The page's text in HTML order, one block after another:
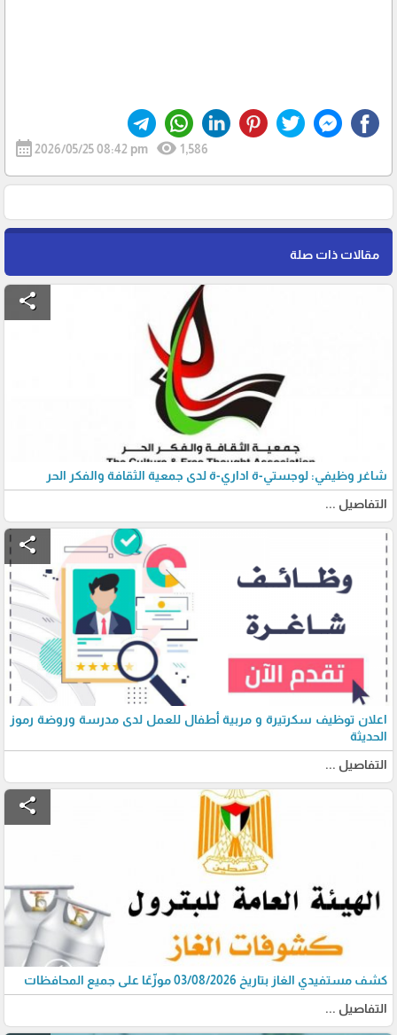
calendar_month2026/05/25 08:42 pm visibility 1,586
مقالات ذات صلة
share
شاغر وظيفي: لوجستي-ة اداري-ة لدى جمعية الثقافة والفكر الحر
التفاصيل ...
share
اعلان توظيف سكرتيرة و مربية أطفال للعمل لدى مدرسة وروضة رموز
الحديثة
التفاصيل ...
share
كشف مستفيدي الغاز بتاريخ 03/08/2026 موزّعًا على جميع المحافظات
التفاصيل ...